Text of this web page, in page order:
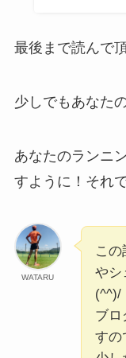
最後まで読んで
少しでもあなた
あなたのランニ
すように！それ
WATARU
この
やシ
(^^)/
ブロ
すの